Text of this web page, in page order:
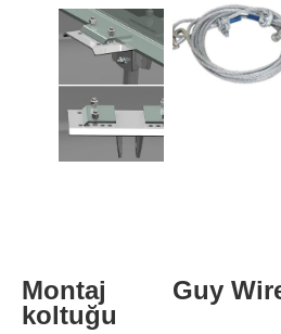
Montaj
koltuğu
Guy